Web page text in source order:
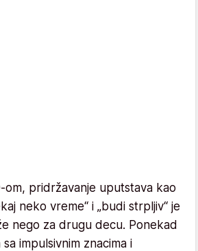
om, pridržavanje uputstava kao
neko vreme“ i „budi strpljiv“ je
nego za drugu decu. Ponekad
impulsivnim znacima i